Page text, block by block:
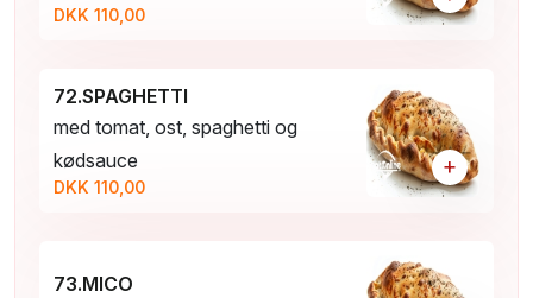
DKK 110,00
72.SPAGHETTI
med tomat, ost, spaghetti og
kødsauce
DKK 110,00
+
73.MICO